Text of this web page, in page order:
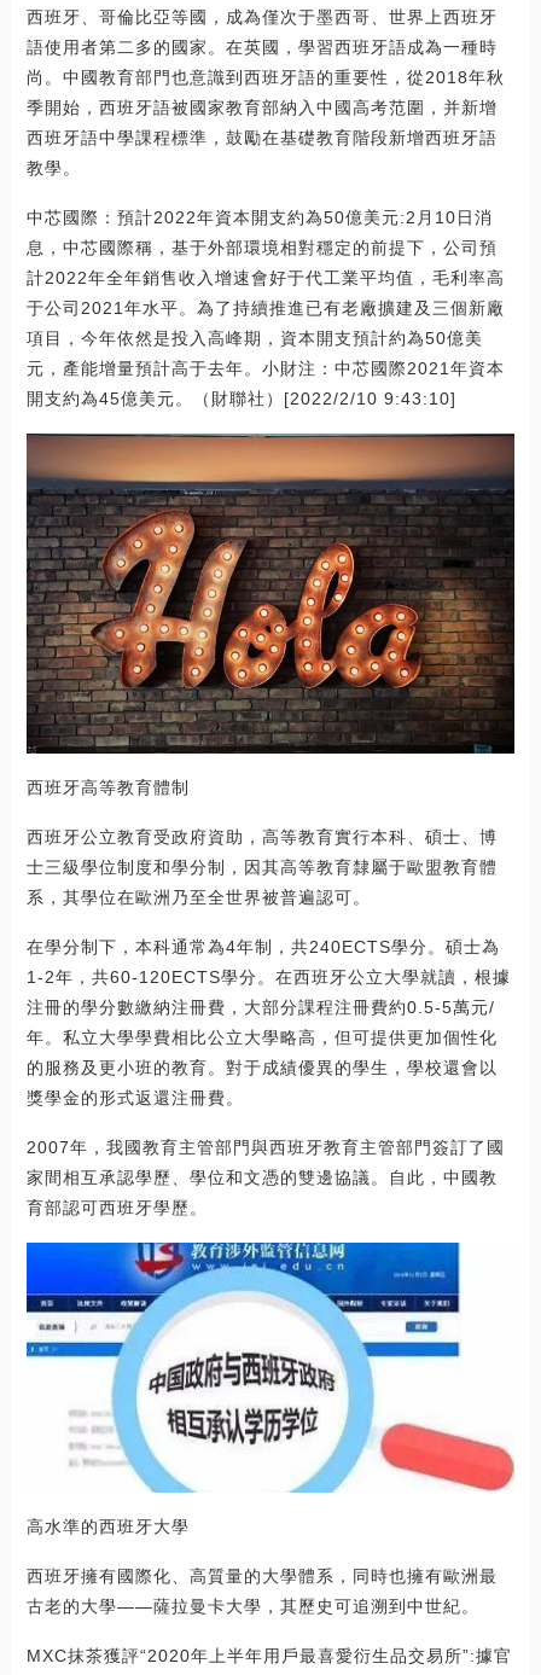
西班牙、哥倫比亞等國，成為僅次于墨西哥、世界上西班牙
語使用者第二多的國家。在英國，學習西班牙語成為一種時
尚。中國教育部門也意識到西班牙語的重要性，從2018年秋
季開始，西班牙語被國家教育部納入中國高考范圍，并新增
西班牙語中學課程標準，鼓勵在基礎教育階段新增西班牙語
教學。
中芯國際：預計2022年資本開支約為50億美元:2月10日消
息，中芯國際稱，基于外部環境相對穩定的前提下，公司預
計2022年全年銷售收入增速會好于代工業平均值，毛利率高
于公司2021年水平。為了持續推進已有老廠擴建及三個新廠
項目，今年依然是投入高峰期，資本開支預計約為50億美
元，產能增量預計高于去年。小財注：中芯國際2021年資本
開支約為45億美元。（財聯社）[2022/2/10 9:43:10]
西班牙高等教育體制
西班牙公立教育受政府資助，高等教育實行本科、碩士、博
士三級學位制度和學分制，因其高等教育隸屬于歐盟教育體
系，其學位在歐洲乃至全世界被普遍認可。
在學分制下，本科通常為4年制，共240ECTS學分。碩士為
1-2年，共60-120ECTS學分。在西班牙公立大學就讀，根據
注冊的學分數繳納注冊費，大部分課程注冊費約0.5-5萬元/
年。私立大學學費相比公立大學略高，但可提供更加個性化
的服務及更小班的教育。對于成績優異的學生，學校還會以
獎學金的形式返還注冊費。
2007年，我國教育主管部門與西班牙教育主管部門簽訂了國
家間相互承認學歷、學位和文憑的雙邊協議。自此，中國教
育部認可西班牙學歷。
高水準的西班牙大學
西班牙擁有國際化、高質量的大學體系，同時也擁有歐洲最
古老的大學——薩拉曼卡大學，其歷史可追溯到中世紀。
MXC抹茶獲評“2020年上半年用戶最喜愛衍生品交易所”:據官